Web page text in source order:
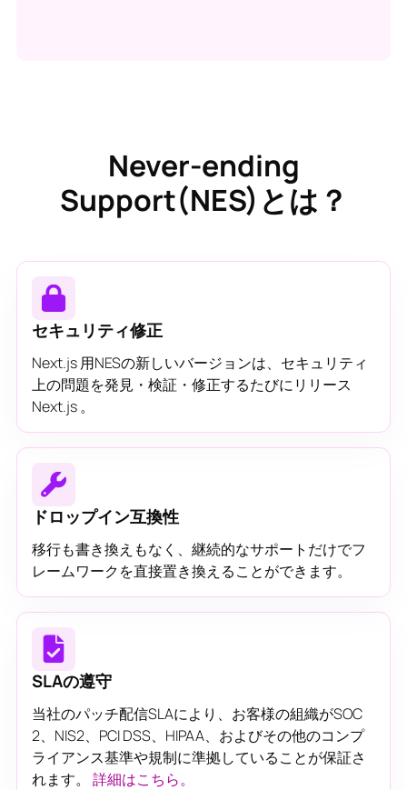
Never-ending
Support(NES)とは？
セキュリティ修正
Next.js 用NESの新しいバージョンは、セキュリティ
上の問題を発見・検証・修正するたびにリリース
Next.js 。
ドロップイン互換性
移行も書き換えもなく、継続的なサポートだけでフ
レームワークを直接置き換えることができます。
SLAの遵守
当社のパッチ配信SLAにより、お客様の組織がSOC
2、NIS2、PCI DSS、HIPAA、およびその他のコンプ
ライアンス基準や規制に準拠していることが保証さ
れます。 詳細はこちら。